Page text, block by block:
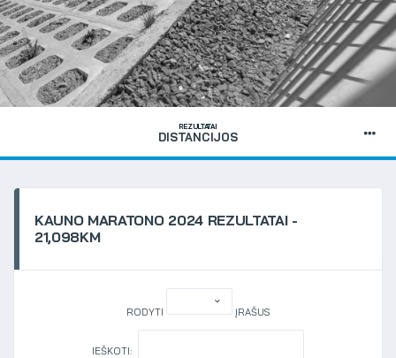
REZULTATAI
DISTANCIJOS
KAUNO MARATONO 2024 REZULTATAI -
21,098KM
RODYTI ĮRAŠUS
IEŠKOTI: